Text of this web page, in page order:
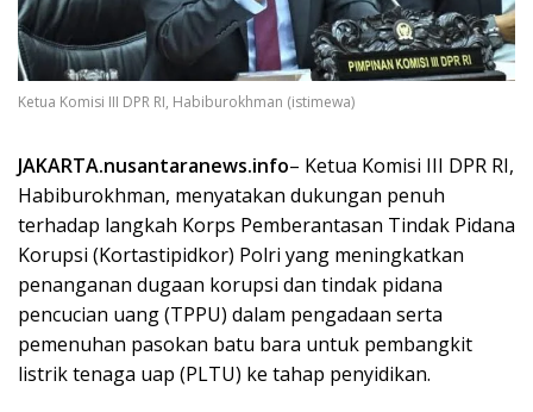
Ketua Komisi III DPR RI, Habiburokhman (istimewa)
JAKARTA.nusantaranews.info– Ketua Komisi III DPR RI,
Habiburokhman, menyatakan dukungan penuh
terhadap langkah Korps Pemberantasan Tindak Pidana
Korupsi (Kortastipidkor) Polri yang meningkatkan
penanganan dugaan korupsi dan tindak pidana
pencucian uang (TPPU) dalam pengadaan serta
pemenuhan pasokan batu bara untuk pembangkit
listrik tenaga uap (PLTU) ke tahap penyidikan.